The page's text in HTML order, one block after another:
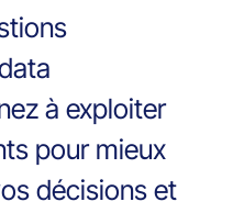
à exploiter
pour mieux
décisions et